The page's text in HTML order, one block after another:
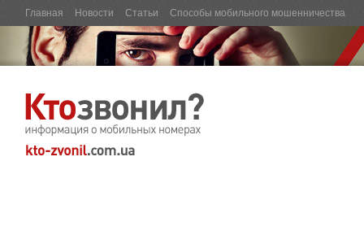
Главная Новости Статьи Способы мобильного мошенничества